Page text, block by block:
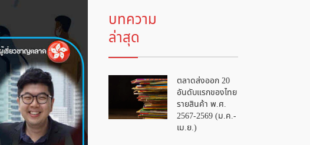
บทความ
ล่าสุด
ตลาดส่งออก 20
อันดับแรกของไทย
รายสินค้า พ.ศ.
2567-2569 (ม.ค.-
เม.ย.)